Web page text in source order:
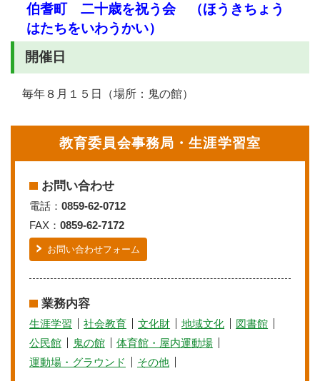
伯耆町 二十歳を祝う会 （ほうきちょう
はたちをいわうかい）
開催日
毎年８月１５日（場所：鬼の館）
教育委員会事務局・生涯学習室
お問い合わせ
電話： 0859-62-0712
FAX： 0859-62-7172
お問い合わせフォーム
業務内容
生涯学習 社会教育 文化財 地域文化
図書館
公民館
鬼の館
体育館・屋内運動場
運動場・グラウンド
その他